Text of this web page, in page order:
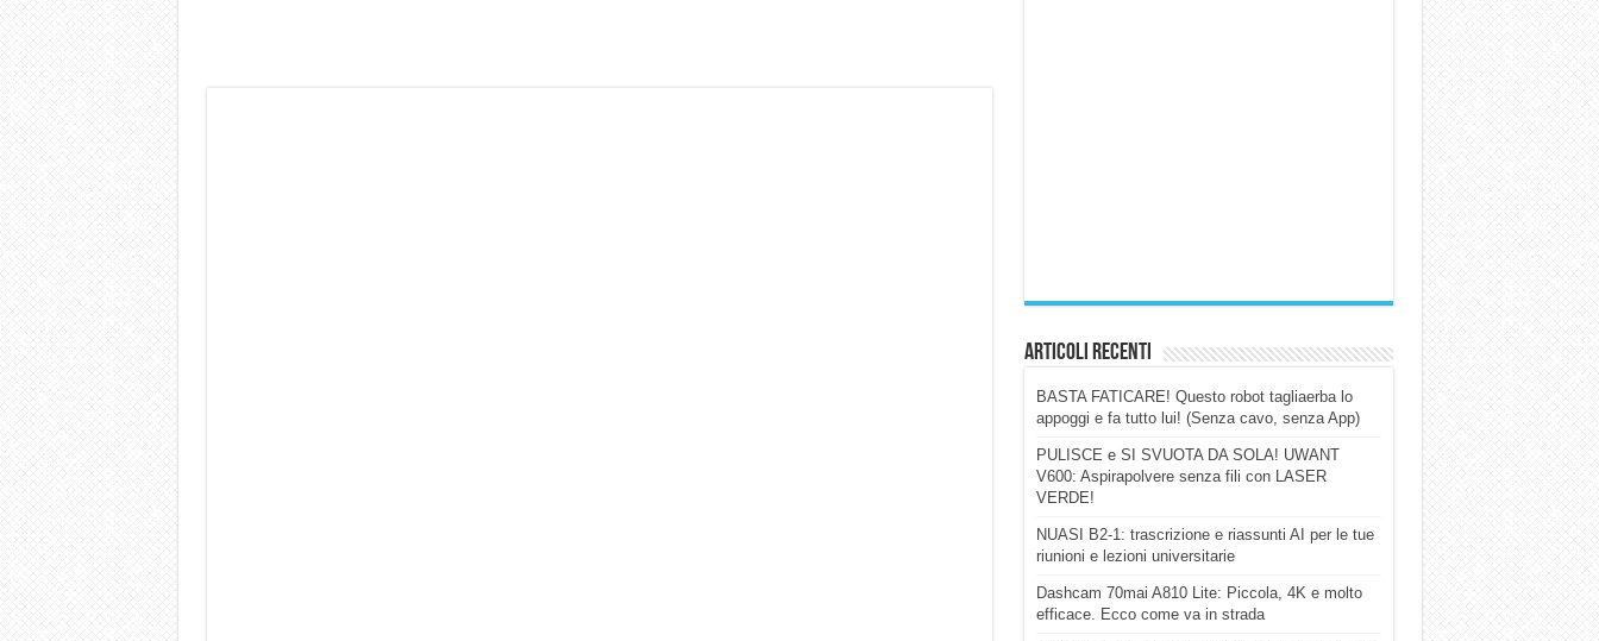
Articoli Recenti
BASTA FATICARE! Questo robot tagliaerba lo
appoggi e fa tutto lui! (Senza cavo, senza App)
PULISCE e SI SVUOTA DA SOLA! UWANT
V600: Aspirapolvere senza fili con LASER
VERDE!
NUASI B2-1: trascrizione e riassunti AI per le tue
riunioni e lezioni universitarie
Dashcam 70mai A810 Lite: Piccola, 4K e molto
efficace. Ecco come va in strada